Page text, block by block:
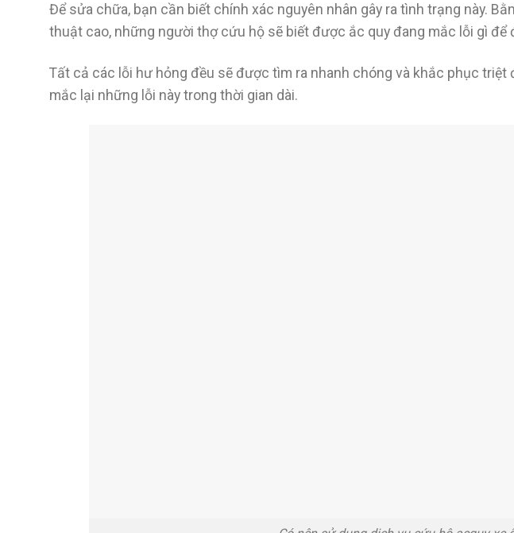
Để sửa chữa, bạn cần biết chính xác nguyên nhân gây ra tình trạng này.
thuật cao, những người thợ cứu hộ sẽ biết được ắc quy đang mắc lỗi gì để
Tất cả các lỗi hư hỏng đều sẽ được tìm ra nhanh chóng và khắc phục triệt
mắc lại những lỗi này trong thời gian dài.